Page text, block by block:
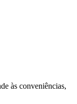
às conveniências,